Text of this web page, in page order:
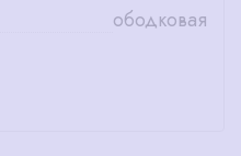
ободковая